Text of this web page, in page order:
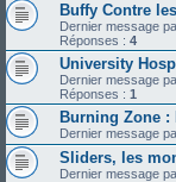
Buffy Contre
Dernier message
Réponses : 4
University
Dernier message
Réponses : 1
Burning Zone :
Dernier message
Sliders, les
Dernier message